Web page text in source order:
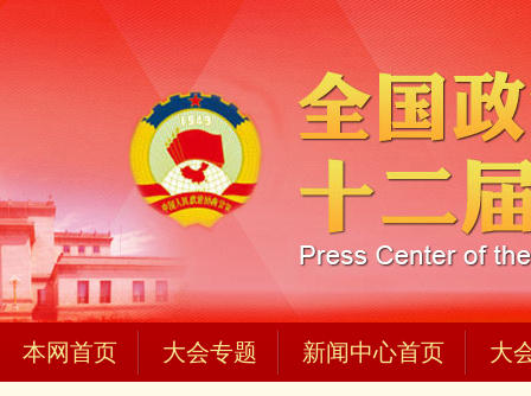
本网首页 大会专题 新闻中心首页 大